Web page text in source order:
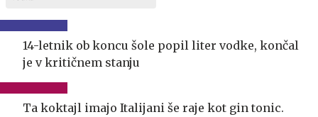
14-letnik ob koncu šole popil liter vodke, končal
je v kritičnem stanju
Ta koktajl imajo Italijani še raje kot gin tonic.